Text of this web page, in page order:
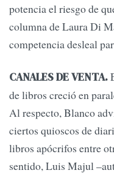
potencia el riesgo de
columna de Laura Di
competencia desleal
CANALES DE VENTA.
de libros creció en
Al respecto, Blanco
ciertos quioscos de
libros apócrifos entre
sentido, Luis Majul